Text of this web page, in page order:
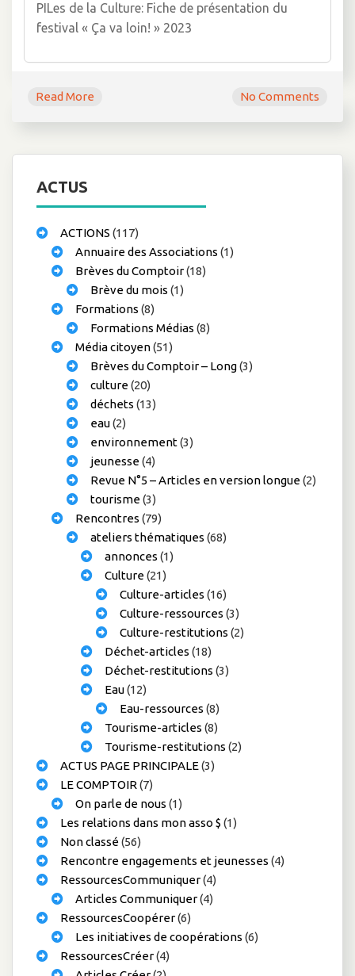
PILes de la Culture: Fiche de présentation du
festival « Ça va loin! » 2023
Read More No Comments
ACTUS
ACTIONS (117)
Annuaire des Associations (1)
Brèves du Comptoir(18)
Brève du mois (1)
Formations (8)
Formations Médias (8)
Média citoyen(51)
Brèves du Comptoir – Long(3)
culture(20)
déchets (13)
eau(2)
environnement(3)
jeunesse(4)
Revue N°5 – Articles en version longue(2)
tourisme(3)
Rencontres (79)
ateliers thématiques (68)
annonces (1)
Culture(21)
Culture-articles (16)
Culture-ressources (3)
Culture-restitutions (2)
Déchet-articles (18)
Déchet-restitutions (3)
Eau(12)
Eau-ressources (8)
Tourisme-articles (8)
Tourisme-restitutions (2)
ACTUS PAGE PRINCIPALE(3)
LE COMPTOIR (7)
On parle de nous (1)
Les relations dans mon asso $ (1)
Non classé(56)
Rencontre engagements et jeunesses (4)
RessourcesCommuniquer(4)
Articles Communiquer(4)
RessourcesCoopérer(6)
Les initiatives de coopérations (6)
RessourcesCréer(4)